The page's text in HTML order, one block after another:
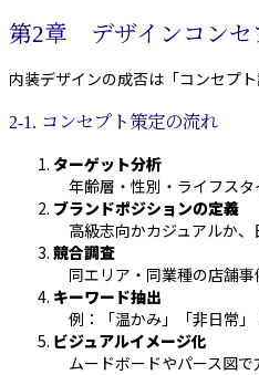
第2章 デザインコンセ
内装デザインの成否は「コンセプト
2-1. コンセプト策定の流れ
ターゲット分析
年齢層・性別・ライフス
ブランドポジションの定義
高級志向かカジュアルか、
競合調査
同エリア・同業種の店舗事
キーワード抽出
例：「温かみ」「非日常」
ビジュアルイメージ化
ムードボードやパース図で